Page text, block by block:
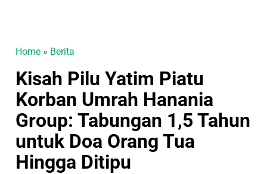
Home » Berita
Kisah Pilu Yatim Piatu
Korban Umrah Hanania
Group: Tabungan 1,5 Tahun
untuk Doa Orang Tua
Hingga Ditipu